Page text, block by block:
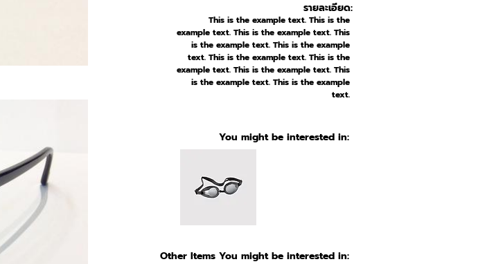
รายละเอียด:
This is the example text. This is the
example text. This is the example text. This
is the example text. This is the example
text. This is the example text. This is the
example text. This is the example text. This
is the example text. This is the example
text.
You might be interested in:
Other Items You might be interested in: